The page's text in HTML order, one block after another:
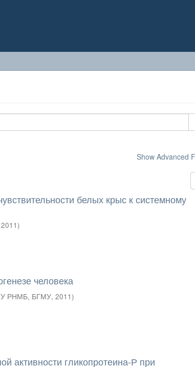
Show Advanced
белых крыс к системному
2011)
человека
РНМБ, БГМУ,2011)
активности гликопротеина-Р при